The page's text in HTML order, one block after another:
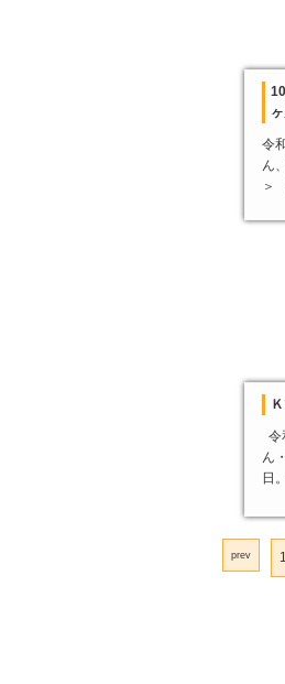
令
ん
＞
令
ん
日
prev 1